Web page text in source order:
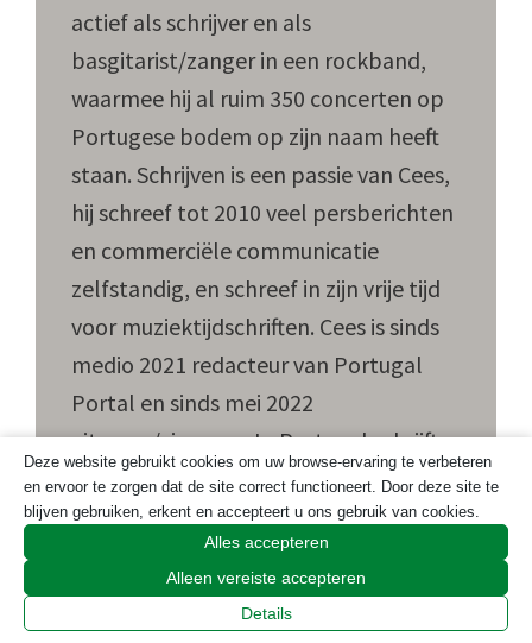
actief als schrijver en als
basgitarist/zanger in een rockband,
waarmee hij al ruim 350 concerten op
Portugese bodem op zijn naam heeft
staan. Schrijven is een passie van Cees,
hij schreef tot 2010 veel persberichten
en commerciële communicatie
zelfstandig, en schreef in zijn vrije tijd
voor muziektijdschriften. Cees is sinds
medio 2021 redacteur van Portugal
Portal en sinds mei 2022
uitgever/eigenaar. In Portugal schrijft
Cees over alles wat hem opvalt, aan
het hart gaat en voor op de tong ligt.
https://ceesgroenewegen.com/.
Deze website gebruikt cookies om uw browse-ervaring te verbeteren
en ervoor te zorgen dat de site correct functioneert. Door deze site te
blijven gebruiken, erkent en accepteert u ons gebruik van cookies.
Alles accepteren
Alleen vereiste accepteren
Details